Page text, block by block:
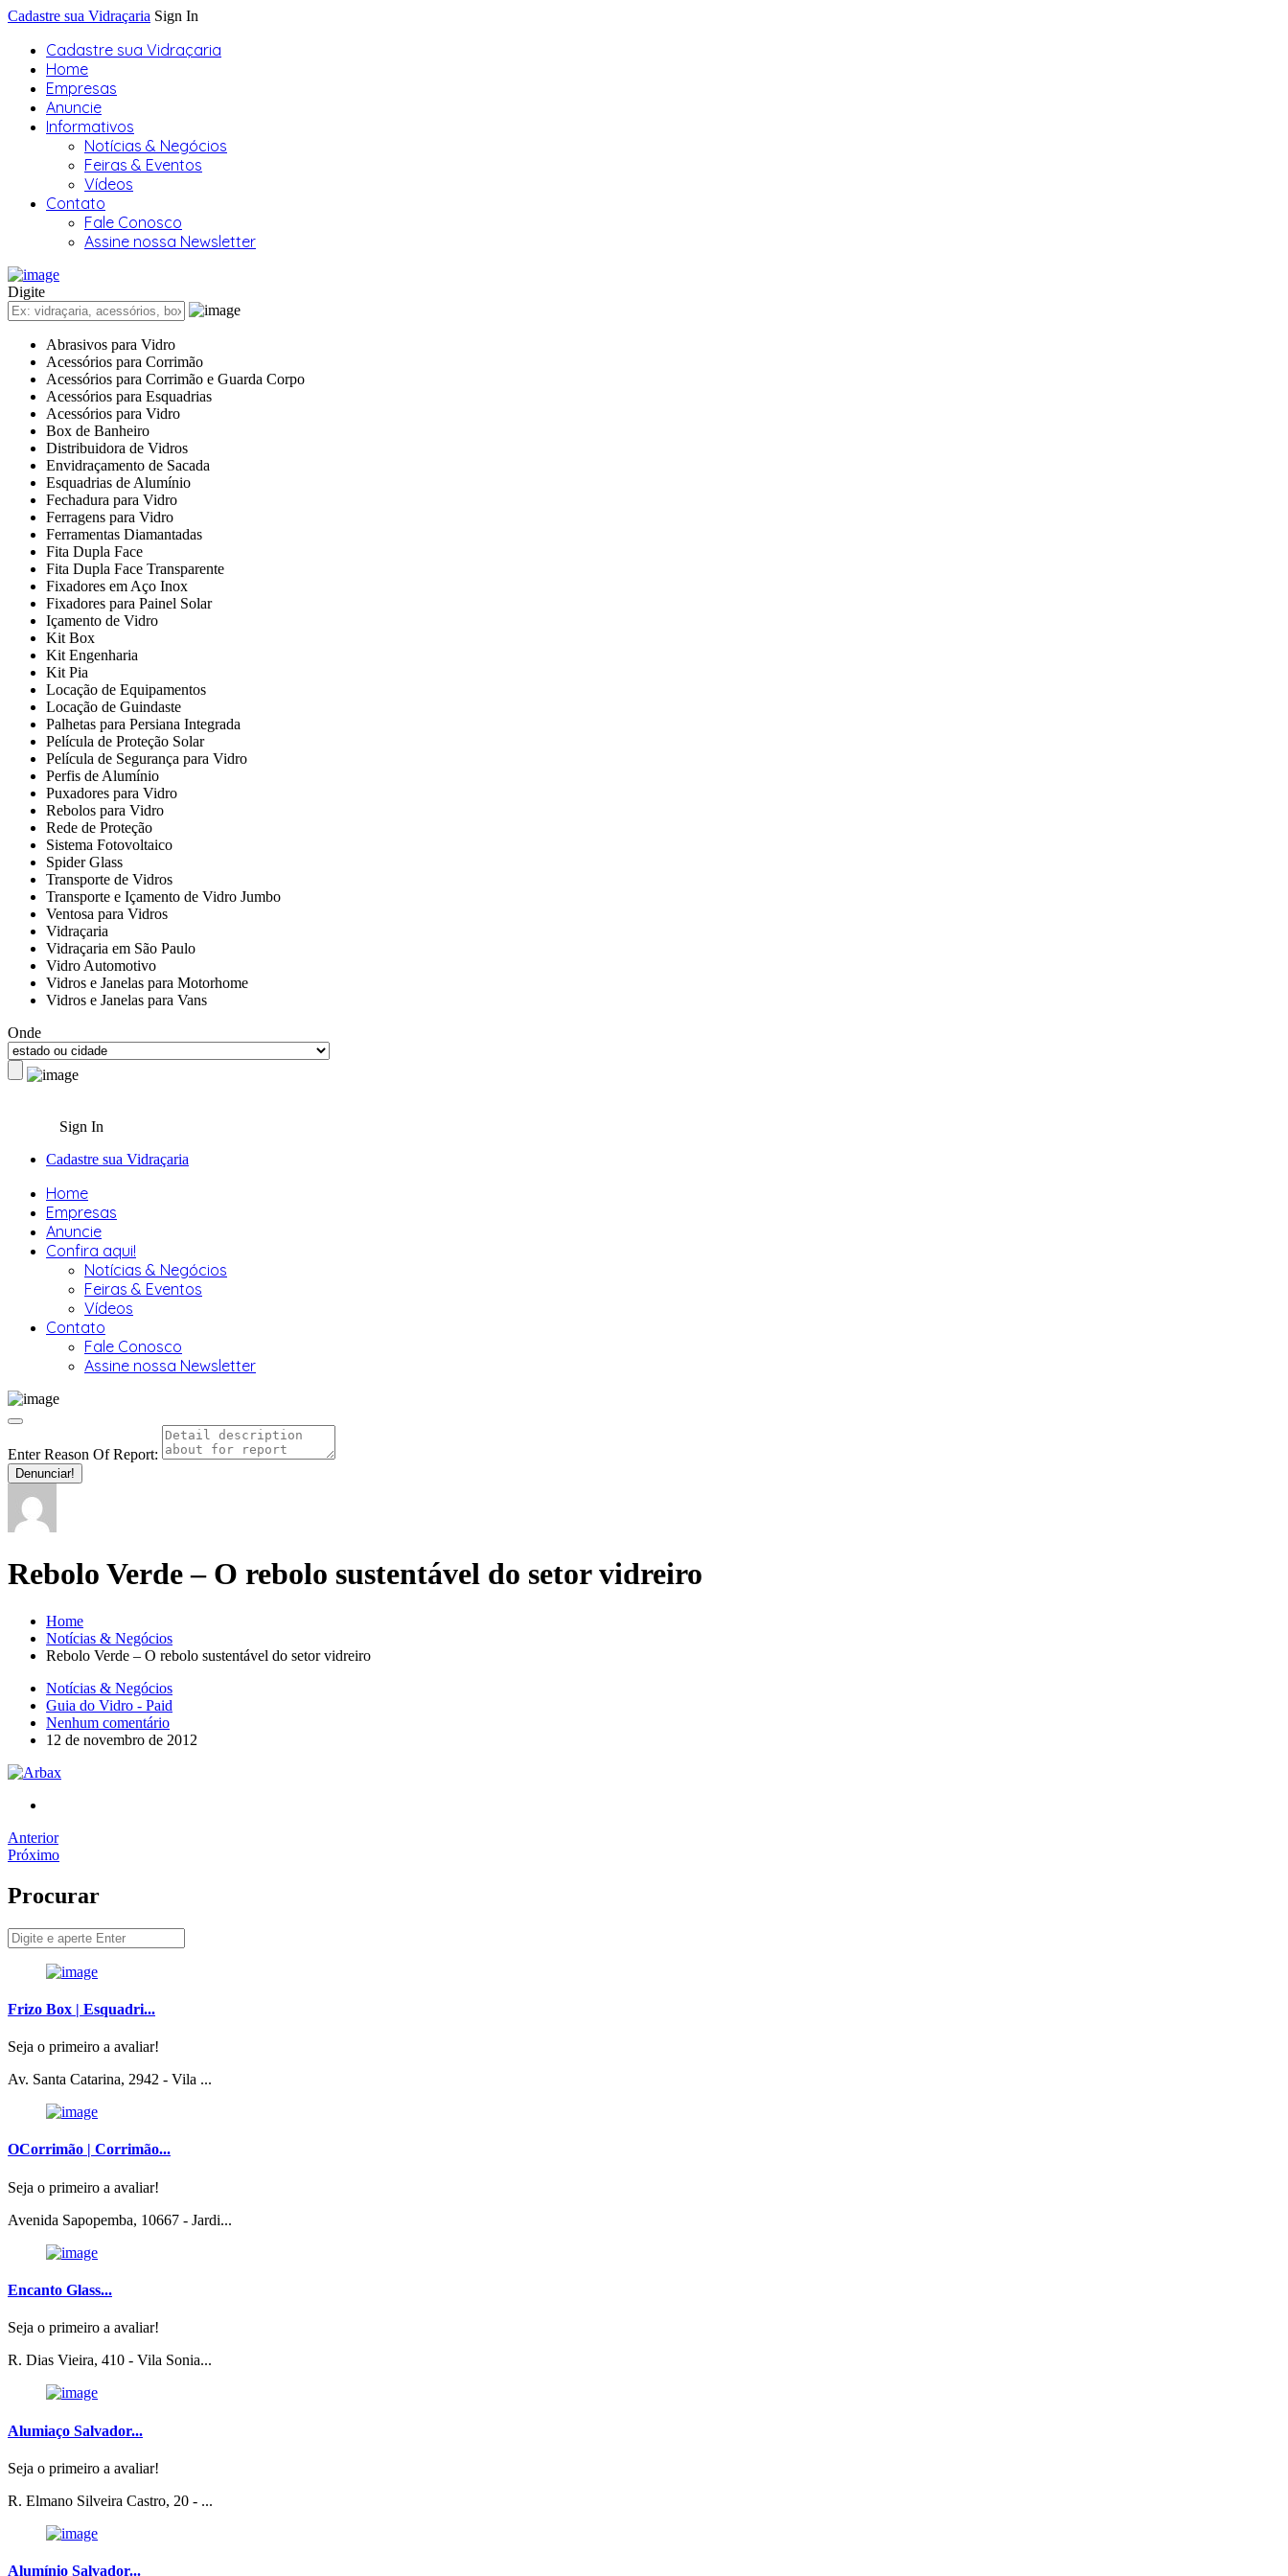
Cadastre sua Vidraçaria Sign In
Cadastre sua Vidraçaria
Home
Empresas
Anuncie
Informativos
Notícias & Negócios
Feiras & Eventos
Vídeos
Contato
Fale Conosco
Assine nossa Newsletter
Digite
Abrasivos para Vidro
Acessórios para Corrimão
Acessórios para Corrimão e Guarda Corpo
Acessórios para Esquadrias
Acessórios para Vidro
Box de Banheiro
Distribuidora de Vidros
Envidraçamento de Sacada
Esquadrias de Alumínio
Fechadura para Vidro
Ferragens para Vidro
Ferramentas Diamantadas
Fita Dupla Face
Fita Dupla Face Transparente
Fixadores em Aço Inox
Fixadores para Painel Solar
Içamento de Vidro
Kit Box
Kit Engenharia
Kit Pia
Locação de Equipamentos
Locação de Guindaste
Palhetas para Persiana Integrada
Película de Proteção Solar
Película de Segurança para Vidro
Perfis de Alumínio
Puxadores para Vidro
Rebolos para Vidro
Rede de Proteção
Sistema Fotovoltaico
Spider Glass
Transporte de Vidros
Transporte e Içamento de Vidro Jumbo
Ventosa para Vidros
Vidraçaria
Vidraçaria em São Paulo
Vidro Automotivo
Vidros e Janelas para Motorhome
Vidros e Janelas para Vans
Onde
Sign In
Cadastre sua Vidraçaria
Home
Empresas
Anuncie
Confira aqui!
Notícias & Negócios
Feiras & Eventos
Vídeos
Contato
Fale Conosco
Assine nossa Newsletter
Enter Reason Of Report:
Denunciar!
Rebolo Verde – O rebolo sustentável do setor vidreiro
Home
Notícias & Negócios
Rebolo Verde – O rebolo sustentável do setor vidreiro
Notícias & Negócios
Guia do Vidro - Paid
Nenhum comentário
12 de novembro de 2012
Anterior
Próximo
Procurar
Frizo Box | Esquadri...
Seja o primeiro a avaliar!
Av. Santa Catarina, 2942 - Vila ...
OCorrimão | Corrimão...
Seja o primeiro a avaliar!
Avenida Sapopemba, 10667 - Jardi...
Encanto Glass...
Seja o primeiro a avaliar!
R. Dias Vieira, 410 - Vila Sonia...
Alumiaço Salvador...
Seja o primeiro a avaliar!
R. Elmano Silveira Castro, 20 - ...
Alumínio Salvador...